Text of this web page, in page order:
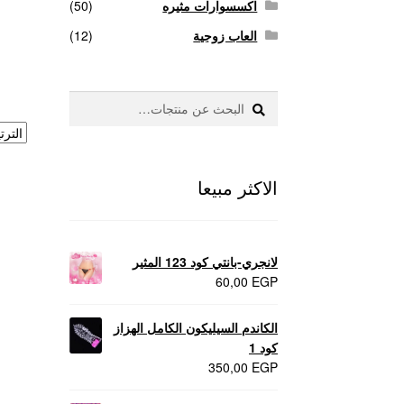
اكسسوارات مثيره
(50)
العاب زوجية
(12)
البحث
عن:
بحث
الاكثر مبيعا
لانجري-بانتي كود 123 المثير
60,00 EGP
الكاندم السيليكون الكامل الهزاز
كود 1
350,00 EGP